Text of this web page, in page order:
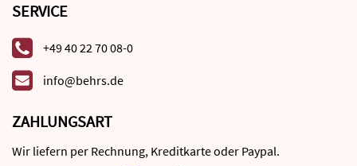
SERVICE
+49 40 22 70 08-0
info@behrs.de
ZAHLUNGSART
Wir liefern per Rechnung, Kreditkarte oder Paypal.